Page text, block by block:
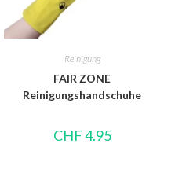
Reinigung
FAIR ZONE
Reinigungshandschuhe
CHF4.95